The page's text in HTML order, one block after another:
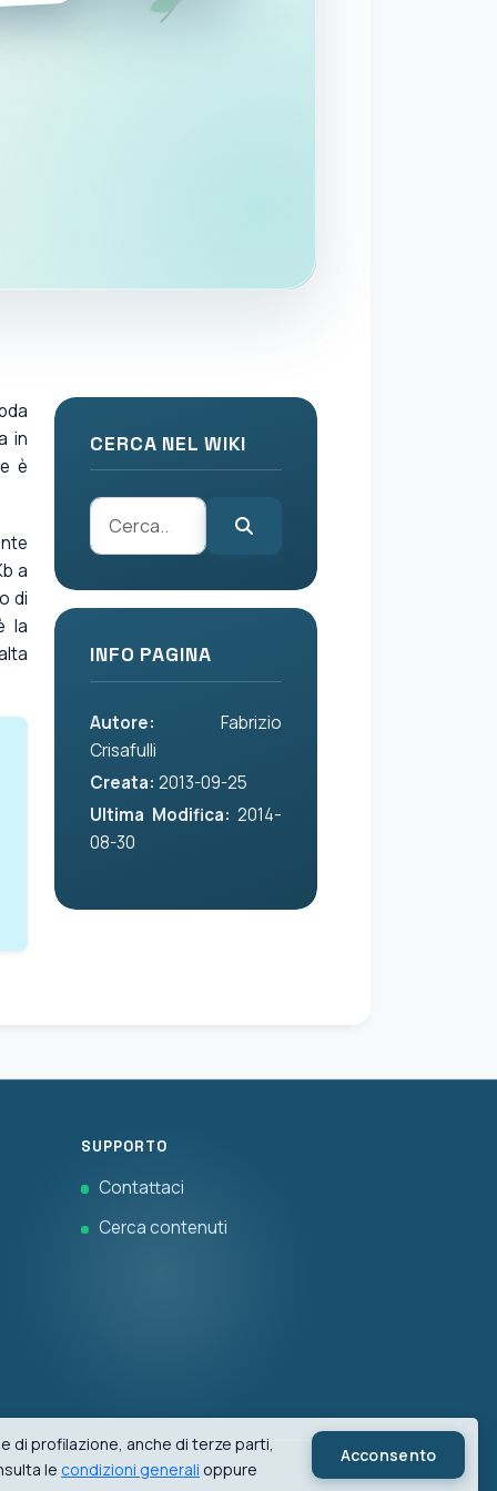
in
è
a
di
la
CERCA NEL WIKI
INFO PAGINA
Autore: Fabrizio
Crisafulli
Creata: 2013-09-25
Ultima Modifica: 2014-
08-30
SUPPORTO
Contattaci
Cerca contenuti
di profilazione, anche di terze parti,
le condizioni generali oppure
Acconsento